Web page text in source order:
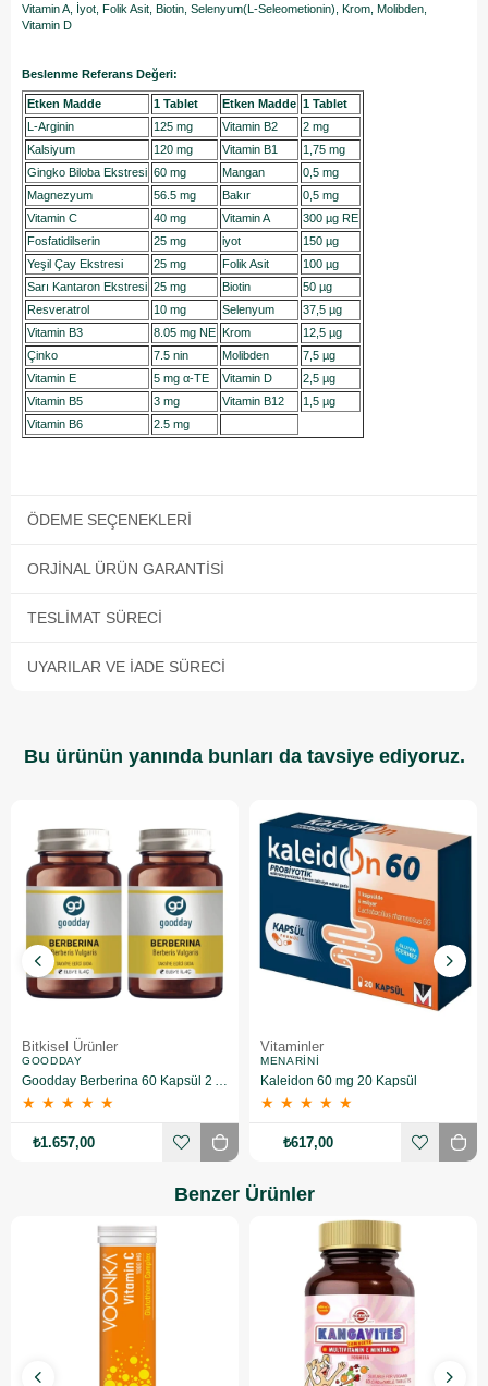
Vitamin A, İyot, Folik Asit, Biotin, Selenyum(L-Seleometionin), Krom, Molibden,
Vitamin D
Beslenme Referans Değeri:
Etken Madde 1 Tablet Etken Madde 1 Tablet
L-Arginin
125 mg Vitamin B2
2 mg
Kalsiyum
120 mg Vitamin B1
1,75 mg
Gingko Biloba Ekstresi 60 mg Mangan
0,5 mg
Magnezyum
56.5 mg Bakır
0,5 mg
Vitamin C
40 mg Vitamin A
300 µg RE
Fosfatidilserin
25 mg iyot
150 µg
Yeşil Çay Ekstresi
25 mg Folik Asit
100 µg
Sarı Kantaron Ekstresi 25 mg Biotin
50 µg
Resveratrol
10 mg Selenyum
37,5 µg
Vitamin B3
8.05 mg NE Krom
12,5 µg
Çinko
7.5 nin Molibden
7,5 µg
Vitamin E
5 mg α-TE Vitamin D
2,5 µg
Vitamin B5
3 mg Vitamin B12
1,5 µg
Vitamin B6
2.5 mg
ÖDEME SEÇENEKLERI
ORJINAL ÜRÜN GARANTISI
TESLIMAT SÜRECI
UYARILAR VE İADE SÜRECI
Bu ürünün yanında bunları da tavsiye ediyoruz.
Bitkisel Ürünler
GOODDAY
Goodday Berberina 60 Kapsül 2 Adet
★ ★ ★ ★ ★
₺1.657,00
Vitaminler
MENARINI
Kaleidon 60 mg 20 Kapsül
★ ★ ★ ★ ★
₺617,00
Benzer Ürünler